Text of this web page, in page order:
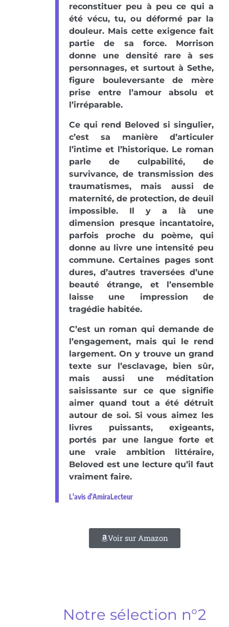
reconstituer peu à peu ce qui a
été vécu, tu, ou déformé par la
douleur. Mais cette exigence fait
partie de sa force. Morrison
donne une densité rare à ses
personnages, et surtout à Sethe,
figure bouleversante de mère
prise entre l’amour absolu et
l’irréparable.
Ce qui rend Beloved si singulier,
c’est sa manière d’articuler
l’intime et l’historique. Le roman
parle de culpabilité, de
survivance, de transmission des
traumatismes, mais aussi de
maternité, de protection, de deuil
impossible. Il y a là une
dimension presque incantatoire,
parfois proche du poème, qui
donne au livre une intensité peu
commune. Certaines pages sont
dures, d’autres traversées d’une
beauté étrange, et l’ensemble
laisse une impression de
tragédie habitée.
C’est un roman qui demande de
l’engagement, mais qui le rend
largement. On y trouve un grand
texte sur l’esclavage, bien sûr,
mais aussi une méditation
saisissante sur ce que signifie
aimer quand tout a été détruit
autour de soi. Si vous aimez les
livres puissants, exigeants,
portés par une langue forte et
une vraie ambition littéraire,
Beloved est une lecture qu’il faut
vraiment faire.
L'avis d'AmiraLecteur
Voir sur Amazon
Notre sélection n°2